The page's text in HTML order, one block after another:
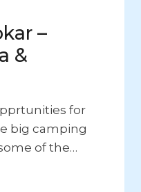
–
&
for
big camping
of the…